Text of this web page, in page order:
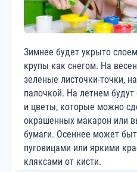
Зимнее будет укрыто
крупы как снегом. На
зеленые листочки-точки,
палочкой. На летнем
и цветы, которые можно
окрашенных макарон или
бумаги. Осеннее может
пуговицами или яркими
кляксами от кисти.